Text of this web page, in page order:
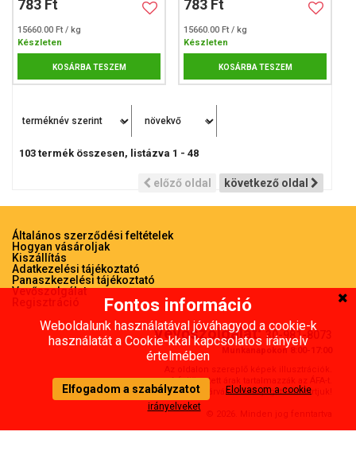
783 Ft
15660.00 Ft / kg
Készleten
KOSÁRBA TESZEM
783 Ft
15660.00 Ft / kg
Készleten
KOSÁRBA TESZEM
103 termék összesen, listázva 1 - 48
előző oldal következő oldal
Általános szerződési feltételek
Hogyan vásároljak
Kiszállítás
Adatkezelési tájékoztató
Panaszkezelési tájékoztató
Vevőszolgálat
Regisztráció
Vevőszolgálat:30-981-8073
Munkanapokon 8:00-17:00
Az oldalon szereplő képek illusztrációk.
A feltünetett árak tartalmazzák az ÁFA-t.
Az árváltoztatás jogát fenntartjuk!
© 2026. Minden jog fenntartva
Fontos információ
Weboldalunk használatával jóváhagyod a cookie-k
használatát a Cookie-kkal kapcsolatos irányelv
értelmében
Elfogadom a szabályzatot
Elolvasom a cookie
irányelveket